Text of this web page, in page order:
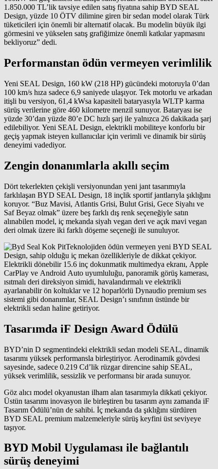
1.850.000 TL’lik tavsiye edilen satış fiyatına sahip BYD SEAL
Design, yüzde 10 ÖTV dilimine giren bir sedan model olarak Türk
tüketicileri için önemli bir alternatif olacak. Bu modelin büyük ilgi
görmesini ve yükselen satış grafiğimize önemli katkılar yapmasını
bekliyoruz” dedi.
Performanstan ödün vermeyen verimlilik
Yeni SEAL Design, 160 kW (218 HP) gücündeki motoruyla 0’dan
100 km/s hıza sadece 6,9 saniyede ulaşıyor. Tek motorlu ve arkadan
itişli bu versiyon, 61,4 kWsa kapasiteli bataryasıyla WLTP karma
sürüş verilerine göre 460 kilometre menzil sunuyor. Bataryası ise
yüzde 30’dan yüzde 80’e DC hızlı şarj ile yalnızca 26 dakikada şarj
edilebiliyor. Yeni SEAL Design, elektrikli mobiliteye konforlu bir
geçiş yapmak isteyen kullanıcılar için verimli ve dinamik bir sürüş
deneyimi vadediyor.
Zengin donanımlarla akıllı seçim
Dört tekerlekten çekişli versiyonundan yeni jant tasarımıyla
farklılaşan BYD SEAL Design, 18 inçlik sportif jantlarıyla şıklığını
koruyor. “Buz Mavisi, Atlantis Grisi, Bulut Grisi, Gece Siyahı ve
Saf Beyaz olmak” üzere beş farklı dış renk seçeneğiyle satın
alınabilen model, iç mekanda siyah vegan deri ve açık mavi vegan
deri olmak üzere iki farklı döşeme seçeneği ile sunuluyor.
Teknolojiden ödün vermeyen yeni BYD SEAL
Design, sahip olduğu iç mekan özellikleriyle de dikkat çekiyor.
Elektrikli dönebilir 15.6 inç dokunmatik multimedya ekranı, Apple
CarPlay ve Android Auto uyumluluğu, panoramik görüş kamerası,
ısıtmalı deri direksiyon simidi, havalandırmalı ve elektrikli
ayarlanabilir ön koltuklar ve 12 hoparlörlü Dynaudio premium ses
sistemi gibi donanımlar, SEAL Design’ı sınıfının üstünde bir
elektrikli sedan haline getiriyor.
Tasarımda iF Design Award Ödülü
BYD’nin D segmentindeki elektrikli sedan modeli SEAL, dinamik
tasarımı yüksek performansla birleştiriyor. Aerodinamik gövdesi
sayesinde, sadece 0.219 Cd’lik rüzgar direncine sahip SEAL,
yüksek verimlilik, sessizlik ve performansı bir arada sunuyor.
Göz alıcı model okyanustan ilham alan tasarımıyla dikkati çekiyor.
Üstün tasarımı inovasyon ile birleştiren bu tasarım aynı zamanda iF
Tasarım Ödülü’nün de sahibi. İç mekanda da şıklığını sürdüren
BYD SEAL premium malzemeleriyle sürüş keyfini üst seviyeye
taşıyor.
BYD Mobil Uygulaması ile bağlantılı
sürüş deneyimi